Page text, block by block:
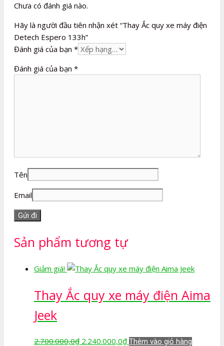
Chưa có đánh giá nào.
Hãy là người đầu tiên nhận xét “Thay Ắc quy xe máy điện
Detech Espero 133h”
Đánh giá của bạn *
Đánh giá của bạn *
Tên
Email
Sản phẩm tương tự
Giảm giá!
Thay Ắc quy xe máy điện Aima
Jeek
2.700.000,0₫ Giá
2.240.000,0₫Giá
Thêm vào giỏ hàng